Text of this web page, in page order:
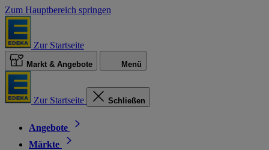
Zum Hauptbereich springen
Zur Startseite
Markt & Angebote Menü
Zur Startseite Schließen
Angebote
Märkte